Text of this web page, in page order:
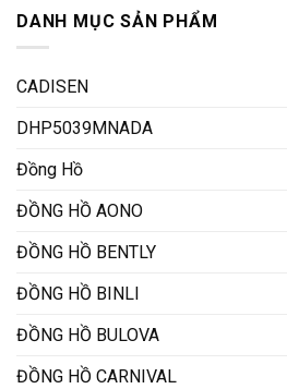
DANH MỤC SẢN PHẨM
CADISEN
DHP5039MNADA
Đồng Hồ
ĐỒNG HỒ AONO
ĐỒNG HỒ BENTLY
ĐỒNG HỒ BINLI
ĐỒNG HỒ BULOVA
ĐỒNG HỒ CARNIVAL